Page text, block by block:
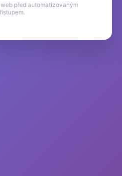
před automatizovaným